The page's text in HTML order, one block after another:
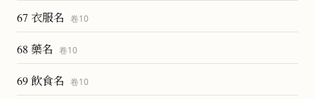
67 衣服名 卷10
68 藥名 卷10
69 飲食名 卷10